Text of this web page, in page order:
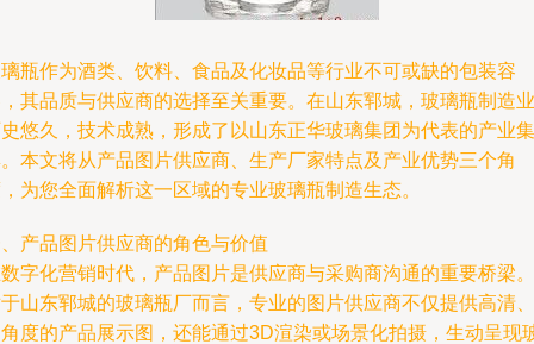
瓶作为酒类、饮料、食品及化妆品等行业不可或缺的包装容
其品质与供应商的选择至关重要。在山东郓城，玻璃瓶制造业
悠久，技术成熟，形成了以山东正华玻璃集团为代表的产业集
本文将从产品图片供应商、生产厂家特点及产业优势三个角
为您全面解析这一区域的专业玻璃瓶制造生态。
产品图片供应商的角色与价值
字化营销时代，产品图片是供应商与采购商沟通的重要桥梁。
山东郓城的玻璃瓶厂而言，专业的图片供应商不仅提供高清、
度的产品展示图，还能通过3D渲染或场景化拍摄，生动呈现